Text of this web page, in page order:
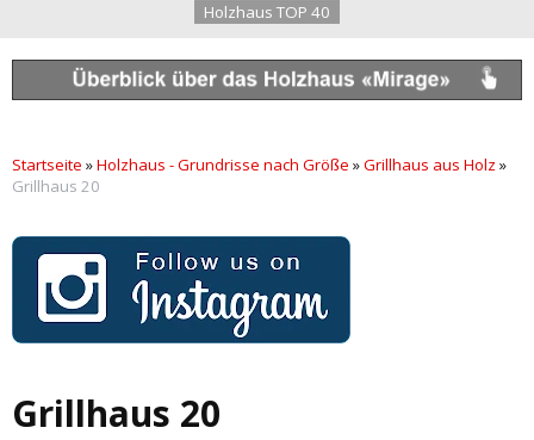
Holzhaus TOP 40
Startseite »Holzhaus - Grundrisse nach Größe »Grillhaus aus Holz »
Grillhaus 20
Grillhaus 20